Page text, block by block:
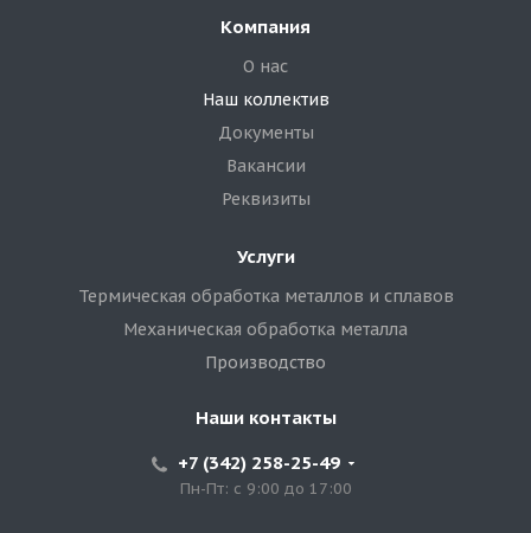
Компания
О нас
Наш коллектив
Документы
Вакансии
Реквизиты
Услуги
Термическая обработка металлов и сплавов
Механическая обработка металла
Производство
Наши контакты
+7 (342) 258-25-49
Пн-Пт: с 9:00 до 17:00